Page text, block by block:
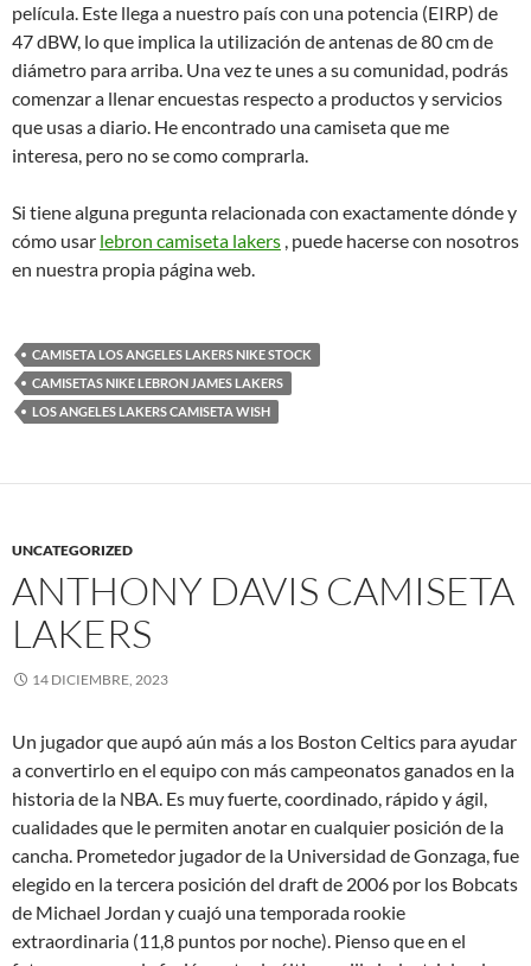
película. Este llega a nuestro país con una potencia (EIRP) de
47 dBW, lo que implica la utilización de antenas de 80 cm de
diámetro para arriba. Una vez te unes a su comunidad, podrás
comenzar a llenar encuestas respecto a productos y servicios
que usas a diario. He encontrado una camiseta que me
interesa, pero no se como comprarla.
Si tiene alguna pregunta relacionada con exactamente dónde y
cómo usar lebron camiseta lakers , puede hacerse con nosotros
en nuestra propia página web.
CAMISETA LOS ANGELES LAKERS NIKE STOCK
CAMISETAS NIKE LEBRON JAMES LAKERS
LOS ANGELES LAKERS CAMISETA WISH
UNCATEGORIZED
ANTHONY DAVIS CAMISETA
LAKERS
14 DICIEMBRE, 2023
Un jugador que aupó aún más a los Boston Celtics para ayudar
a convertirlo en el equipo con más campeonatos ganados en la
historia de la NBA. Es muy fuerte, coordinado, rápido y ágil,
cualidades que le permiten anotar en cualquier posición de la
cancha. Prometedor jugador de la Universidad de Gonzaga, fue
elegido en la tercera posición del draft de 2006 por los Bobcats
de Michael Jordan y cuajó una temporada rookie
extraordinaria (11,8 puntos por noche). Pienso que en el